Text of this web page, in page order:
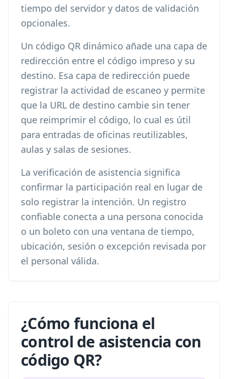
tiempo del servidor y datos de validación
opcionales.
Un código QR dinámico añade una capa de
redirección entre el código impreso y su
destino. Esa capa de redirección puede
registrar la actividad de escaneo y permite
que la URL de destino cambie sin tener
que reimprimir el código, lo cual es útil
para entradas de oficinas reutilizables,
aulas y salas de sesiones.
La verificación de asistencia significa
confirmar la participación real en lugar de
solo registrar la intención. Un registro
confiable conecta a una persona conocida
o un boleto con una ventana de tiempo,
ubicación, sesión o excepción revisada por
el personal válida.
¿Cómo funciona el
control de asistencia con
código QR?